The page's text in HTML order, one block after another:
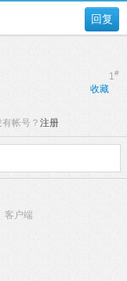
回复
1#
收藏
帐号？ 注册
客户端